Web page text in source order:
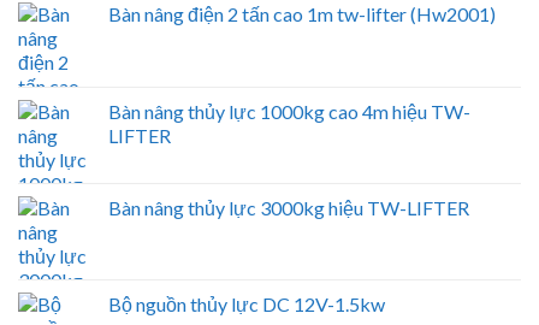
Bàn nâng điện 2 tấn cao 1m tw-lifter (Hw2001)
Bàn nâng thủy lực 1000kg cao 4m hiệu TW-
LIFTER
Bàn nâng thủy lực 3000kg hiệu TW-LIFTER
Bộ nguồn thủy lực DC 12V-1.5kw